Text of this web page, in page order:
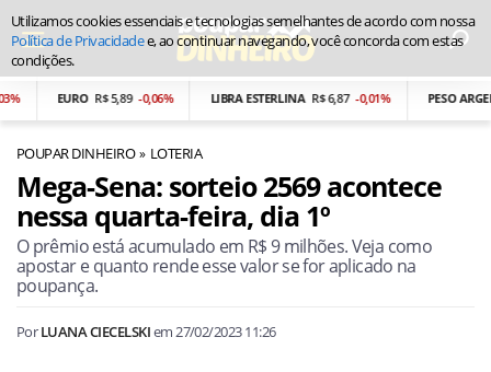
R$ 5,89 -0,06% LIBRA ESTERLINA R$ 6,87 -0,01% PESO
POUPAR DINHEIRO LOTERIA
Mega-Sena: sorteio 2569 acontece
nessa quarta-feira, dia 1º
O prêmio está acumulado em R$ 9 milhões. Veja como
apostar e quanto rende esse valor se for aplicado na
poupança.
PorLUANA CIECELSKIem27/02/2023 11:26
Utilizamos cookies essenciais e tecnologias semelhantes de acordo com nossa
Política de Privacidadee, ao continuar navegando, você concorda com estas
condições.